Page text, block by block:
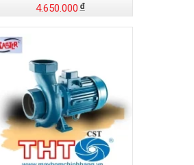
4.650.000